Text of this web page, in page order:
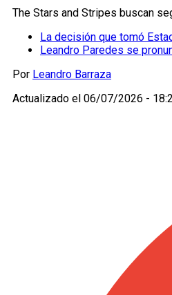
The Stars and Stripes buscan
La decisión que tomó
Leandro Paredes se
Por Leandro Barraza
Actualizado el 06/07/2026 -